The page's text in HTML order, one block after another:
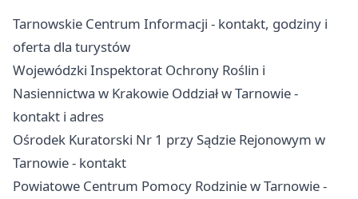
Tarnowskie Centrum Informacji - kontakt, godziny i
oferta dla turystów
Wojewódzki Inspektorat Ochrony Roślin i
Nasiennictwa w Krakowie Oddział w Tarnowie -
kontakt i adres
Ośrodek Kuratorski Nr 1 przy Sądzie Rejonowym w
Tarnowie - kontakt
Powiatowe Centrum Pomocy Rodzinie w Tarnowie -